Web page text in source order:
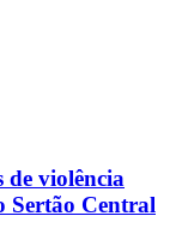
de violência
Sertão Central